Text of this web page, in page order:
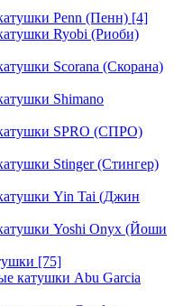
Penn (Пенн) [4]
Ryobi (Риоби)
Scorana (Скорана)
Shimano
SPRO (СПРО)
Stinger (Стингер)
Yin Tai (Джин
Yoshi Onyx (Йоши
[75]
катушки Abu Garcia